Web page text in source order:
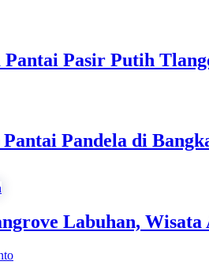
Pasir Putih
Pantai Pandela di
Labuhan,